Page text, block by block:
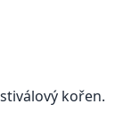
kořen.